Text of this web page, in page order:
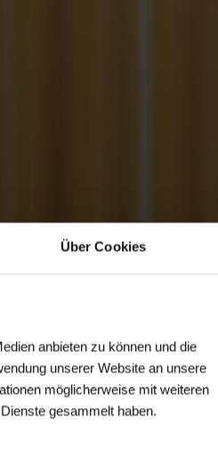
Über Cookies
anbieten zu können und die
unserer Website an unsere
möglicherweise mit weiteren
gesammelt haben.